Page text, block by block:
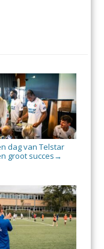
dag van Telstar
groot succes →